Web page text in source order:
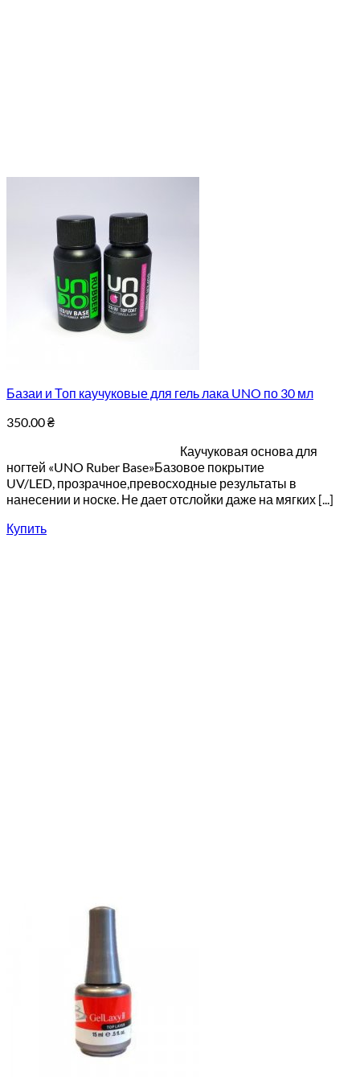
Базаи и Топ каучуковые для гель лака UNO по 30 мл
350.00₴
Каучуковая основа для
ногтей «UNO Ruber Base»Базовое покрытие
UV/LED, прозрачное,превосходные результаты в
нанесении и носке. Не дает отслойки даже на мягких [...]
Купить